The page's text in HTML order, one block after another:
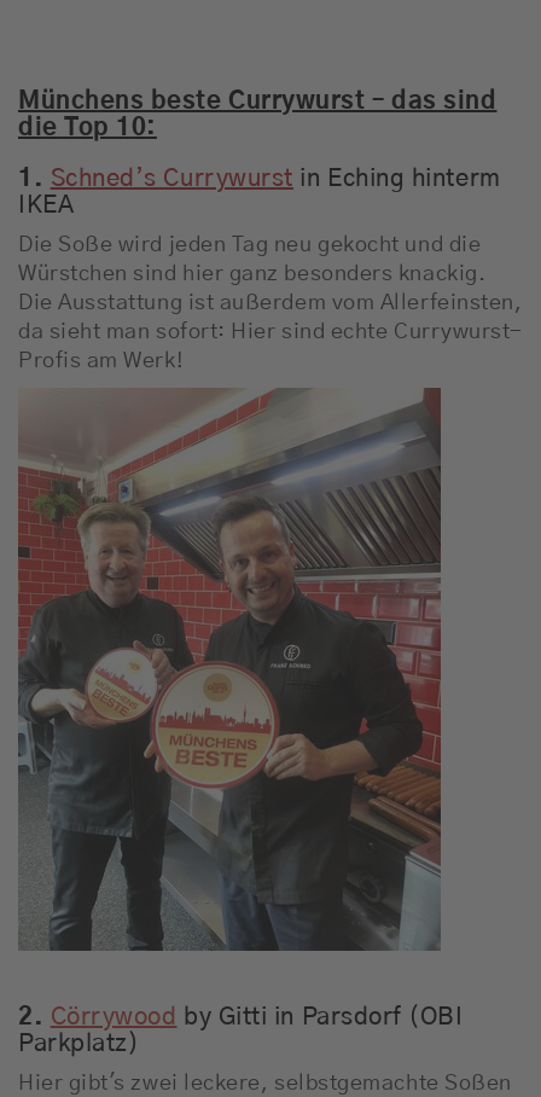
Münchens beste Currywurst – das sind
die Top 10:
1. Schned’s Currywurst in Eching hinterm
IKEA
Die Soße wird jeden Tag neu gekocht und die
Würstchen sind hier ganz besonders knackig.
Die Ausstattung ist außerdem vom Allerfeinsten,
da sieht man sofort: Hier sind echte Currywurst-
Profis am Werk!
2. Cörrywood by Gitti in Parsdorf (OBI
Parkplatz)
Hier gibt's zwei leckere, selbstgemachte Soßen